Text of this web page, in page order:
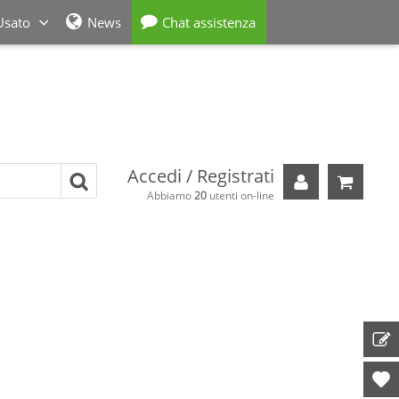
News Chat assistenza
Accedi / Registrati
Abbiamo20utenti on-line
Il tuo